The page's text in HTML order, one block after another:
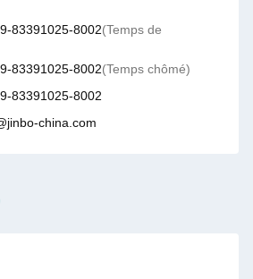
83391025-8002(Temps de
83391025-8002(Temps chômé)
83391025-8002
china.com